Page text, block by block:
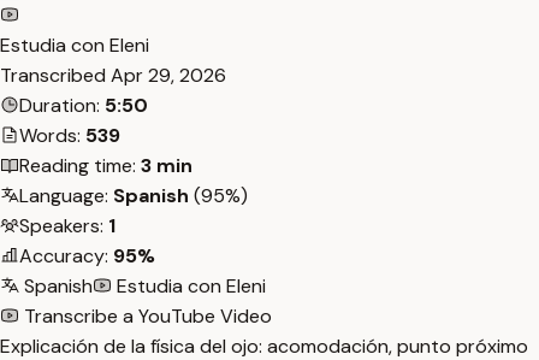
Estudia con Eleni
Transcribed Apr 29, 2026
Duration: 5:50
Words: 539
Reading time: 3 min
Language: Spanish (95%)
Speakers: 1
Accuracy: 95%
Spanish
Estudia con Eleni
Transcribe a YouTube Video
Explicación de la física del ojo: acomodación, punto próximo